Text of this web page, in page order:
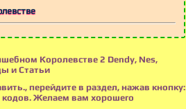
Королевстве 2 Dendy, Nes,
и Статьи
перейдите в раздел, нажав кнопку:
Желаем вам хорошего